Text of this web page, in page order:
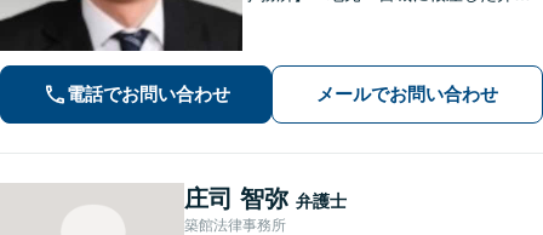
電話でお問い合わせ メールでお問い合わせ
庄司 智弥 弁護士
築館法律事務所